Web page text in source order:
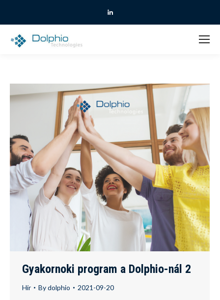
Gyakornoki program a Dolphio-nál 2
Hír Bydolphio 2021-09-20